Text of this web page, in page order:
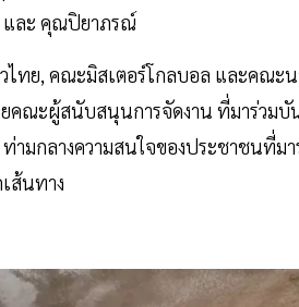
และ คุณปิยาภรณ์
ไทย, คณะมิสเตอร์โกลบอล และคณะ
ณะผู้สนับสนุนการจัดงาน ที่มาร่วมบั
มกลางความสนใจของประชาชนที่ม
ส้นทาง